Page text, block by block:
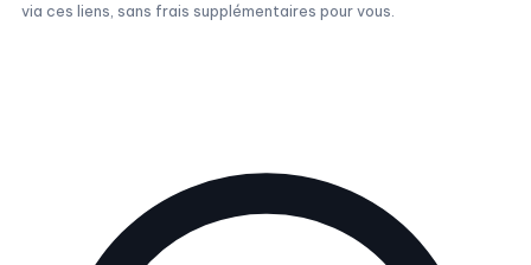
via ces liens, sans frais supplémentaires pour vous.